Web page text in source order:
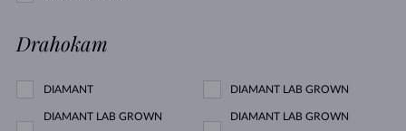
Drahokam
DIAMANT DIAMANT LAB GROWN
DIAMANT LAB GROWN DIAMANT LAB GROWN